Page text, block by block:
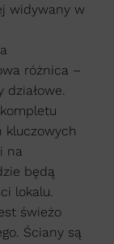
widywany w
różnica –
działowe.
kluczowych
na
będą
lokalu.
świeżo
Ściany są